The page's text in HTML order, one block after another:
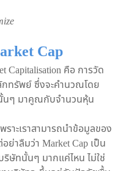
Cap
Capitalisation คือ การวัด
ทรัพย์ ซึ่งจะคำนวณโดย
นๆ มาคูณกับจำนวนหุ้น
ราะเราสามารถนำข้อมูลของ
าลืมว่า Market Cap เป็น
ษัทนั้นๆ มากแค่ไหน ไม่ใช่